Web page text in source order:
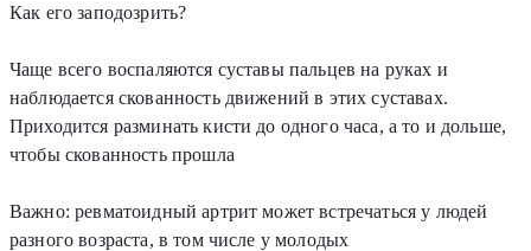
Как его заподозрить?
Чаще всего воспаляются суставы пальцев на руках и
наблюдается скованность движений в этих суставах.
Приходится разминать кисти до одного часа, а то и дольше,
чтобы скованность прошла
Важно: ревматоидный артрит может встречаться у людей
разного возраста, в том числе у молодых